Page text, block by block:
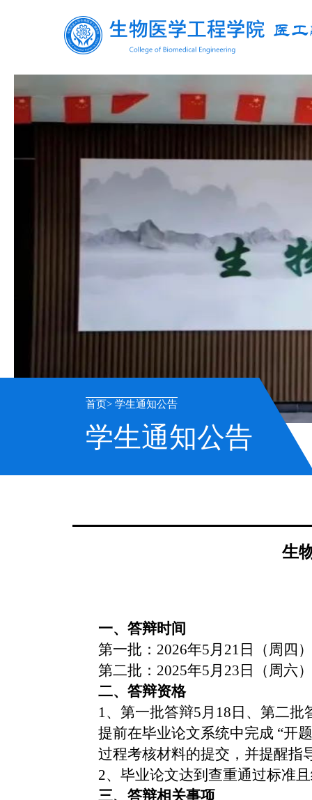
首页 学生通知公告
学生通知公告
生
一、 答辩时间
第一批：2026年5月21日（周四
第二批：2025年5月23日（周六
二、 答辩资格
1、 第一批答辩5月18日、第二
提前在毕业论文系统中完成 “开
过程考核材料的提交，并提醒指
2、毕业论文达到查重通过标准
三、答辩相关事项